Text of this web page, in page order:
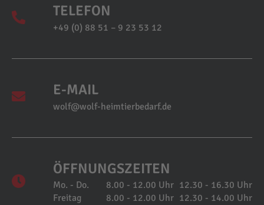
TELEFON
+49 (0) 88 51 – 9 23 53 12
E-MAIL
wolf@wolf-heimtierbedarf.de
ÖFFNUNGSZEITEN
Mo. - Do. 8.00 - 12.00 Uhr 12.30 - 16.30 Uhr
Freitag
8.00 - 12.00 Uhr 12.30 - 14.00 Uhr